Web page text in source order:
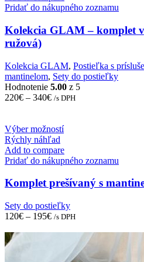
multiple
The
options
chosen
on
the
product
Pridať do nákupného zoznamu
Kolekcia GLAM – komplet
ružová)
Kolekcia GLAM, Postieľka s
mantinelom, Sety do postieľky
Hodnotenie 5.00 z 5
220€ – 340€ /s DPH
Výber možnostíThis
has
multiple
The
may
be
on
product
Rýchly náhľad
Add to compare
Pridať do nákupného zoznamu
Komplet prešívaný s
Sety do postieľky
120€ – 195€ /s DPH